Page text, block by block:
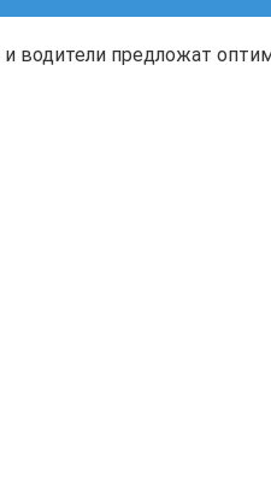
водители предложат